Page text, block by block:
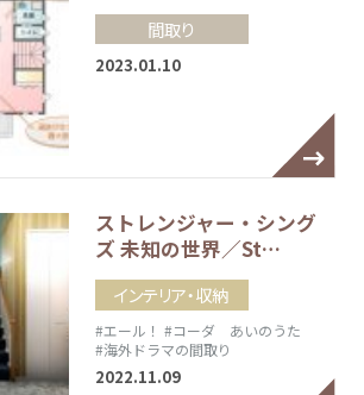
間取り
2023.01.10
ストレンジャー・シング
ズ 未知の世界／St…
インテリア・収納
#エール！ #コーダ あいのうた
#海外ドラマの間取り
2022.11.09